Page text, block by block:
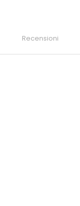
Recensioni